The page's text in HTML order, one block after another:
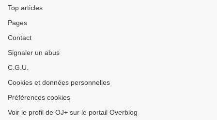
Top articles
Pages
Contact
Signaler un abus
C.G.U.
Cookies et données personnelles
Préférences cookies
Voir le profil de OJ+ sur le portail Overblog